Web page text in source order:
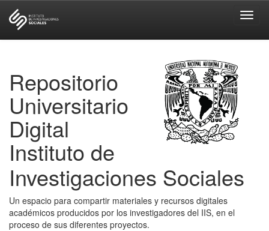
Repositorio
Universitario
Digital
Instituto de
Investigaciones Sociales
Un espacio para compartir materiales y recursos digitales
académicos producidos por los investigadores del IIS, en el
proceso de sus diferentes proyectos.